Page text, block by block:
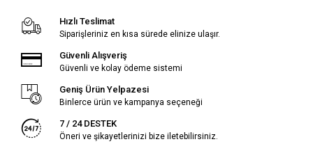
Hızlı Teslimat
Siparişleriniz en kısa sürede elinize ulaşır.
Güvenli Alışveriş
Güvenli ve kolay ödeme sistemi
Geniş Ürün Yelpazesi
Binlerce ürün ve kampanya seçeneği
7 / 24 DESTEK
Öneri ve şikayetlerinizi bize iletebilirsiniz.